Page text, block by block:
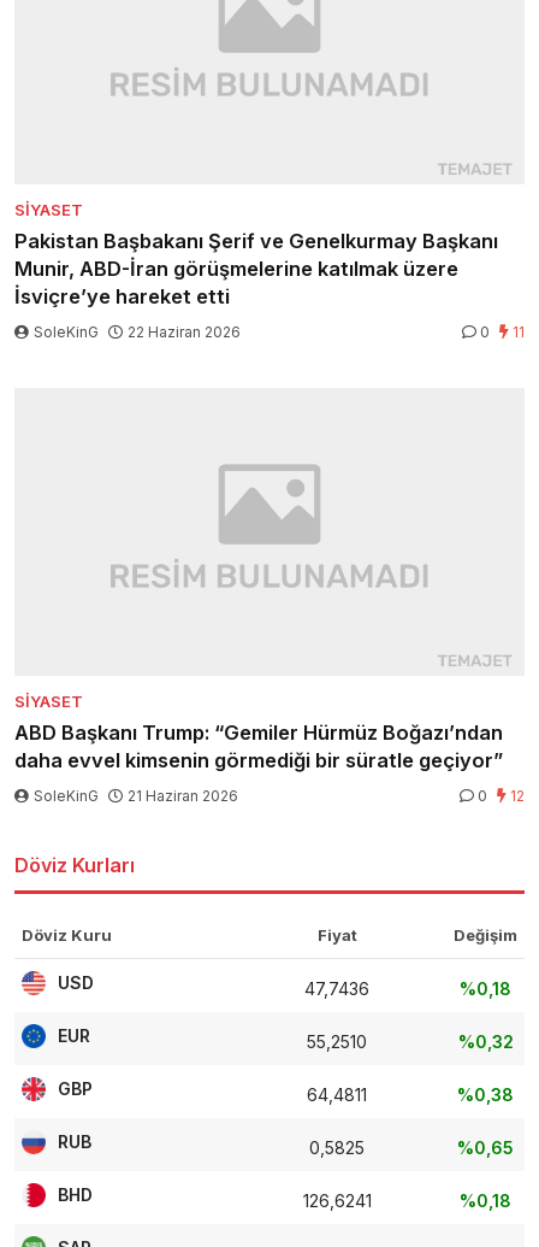
SIYASET
Pakistan Başbakanı Şerif ve Genelkurmay Başkanı
Munir, ABD-İran görüşmelerine katılmak üzere
İsviçre’ye hareket etti
SoleKinG 22 Haziran 2026 0 11
SIYASET
ABD Başkanı Trump: “Gemiler Hürmüz Boğazı’ndan
daha evvel kimsenin görmediği bir süratle geçiyor”
SoleKinG 21 Haziran 2026 0 12
Döviz Kurları
Döviz Kuru Fiyat Değişim
USD 47,7436 %0,18
EUR 55,2510 %0,32
GBP 64,4811 %0,38
RUB 0,5825 %0,65
BHD 126,6241 %0,18